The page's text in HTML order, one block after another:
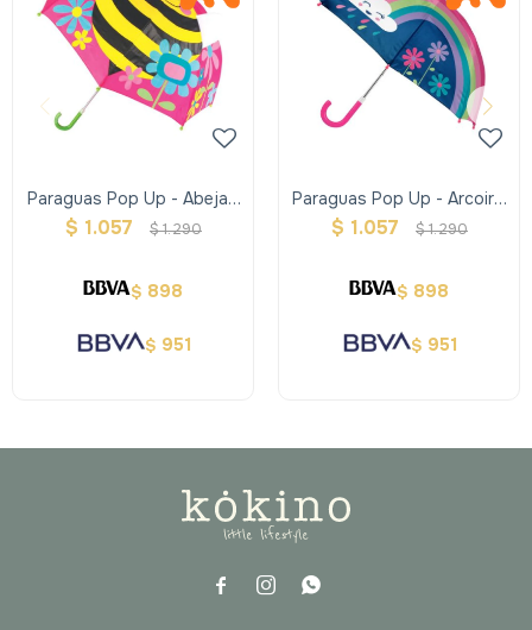
Paraguas Pop Up - Abeja -
Stephen Joseph
$ 1.057 $1.290
$ 898
$ 951
Paraguas Pop Up - Arcoiris
- Stephen Joseph
$ 1.057 $1.290
$ 898
$ 951
  